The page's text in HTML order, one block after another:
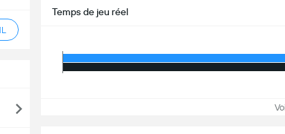
Temps de jeu réel